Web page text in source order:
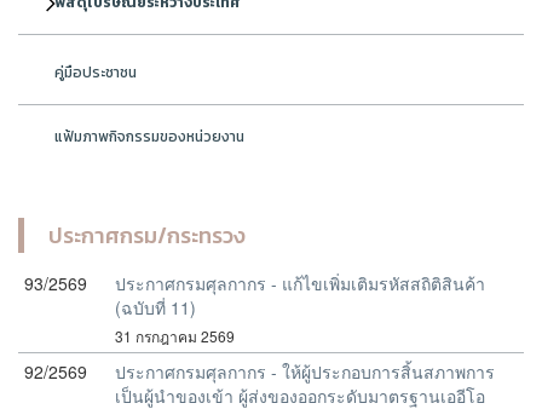
คู่มือประชาชน
แฟ้มภาพกิจกรรมของหน่วยงาน
ประกาศกรม/กระทรวง
93/2569
ประกาศกรมศุลกากร - แก้ไขเพิ่มเติมรหัสสถิติสินค้า
(ฉบับที่ 11)
31 กรกฎาคม 2569
92/2569
ประกาศกรมศุลกากร - ให้ผู้ประกอบการสิ้นสภาพการ
เป็นผู้นำของเข้า ผู้ส่งของออกระดับมาตรฐานเออีโอ